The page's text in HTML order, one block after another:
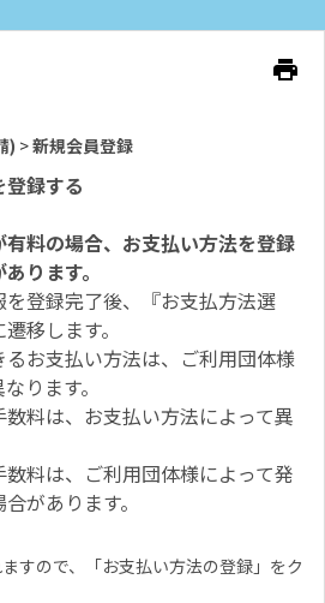
print
) >新規会員登録
録する
有料の場合、お支払い方法を登録
ります。
を登録完了後、『お支払方法選
移します。
るお支払い方法は、ご利用団体様
ります。
数料は、お支払い方法によって異
数料は、ご利用団体様によって発
があります。
すので、「お支払い方法の登録」をク